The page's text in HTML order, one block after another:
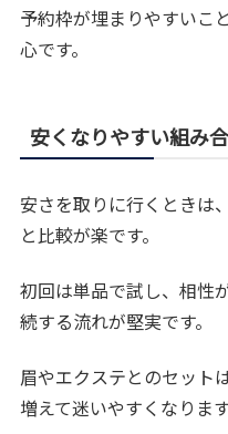
予約枠が埋まりやすいこ
心です。
安くなりやすい組み
安さを取りに行くときは
と比較が楽です。
初回は単品で試し、相性
続する流れが堅実です。
眉やエクステとのセット
増えて迷いやすくなります